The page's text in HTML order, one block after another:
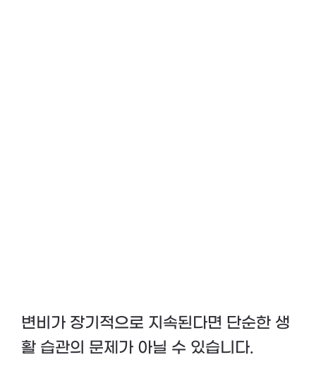
변비가 장기적으로 지속된다면 단순한 생
활 습관의 문제가 아닐 수 있습니다.